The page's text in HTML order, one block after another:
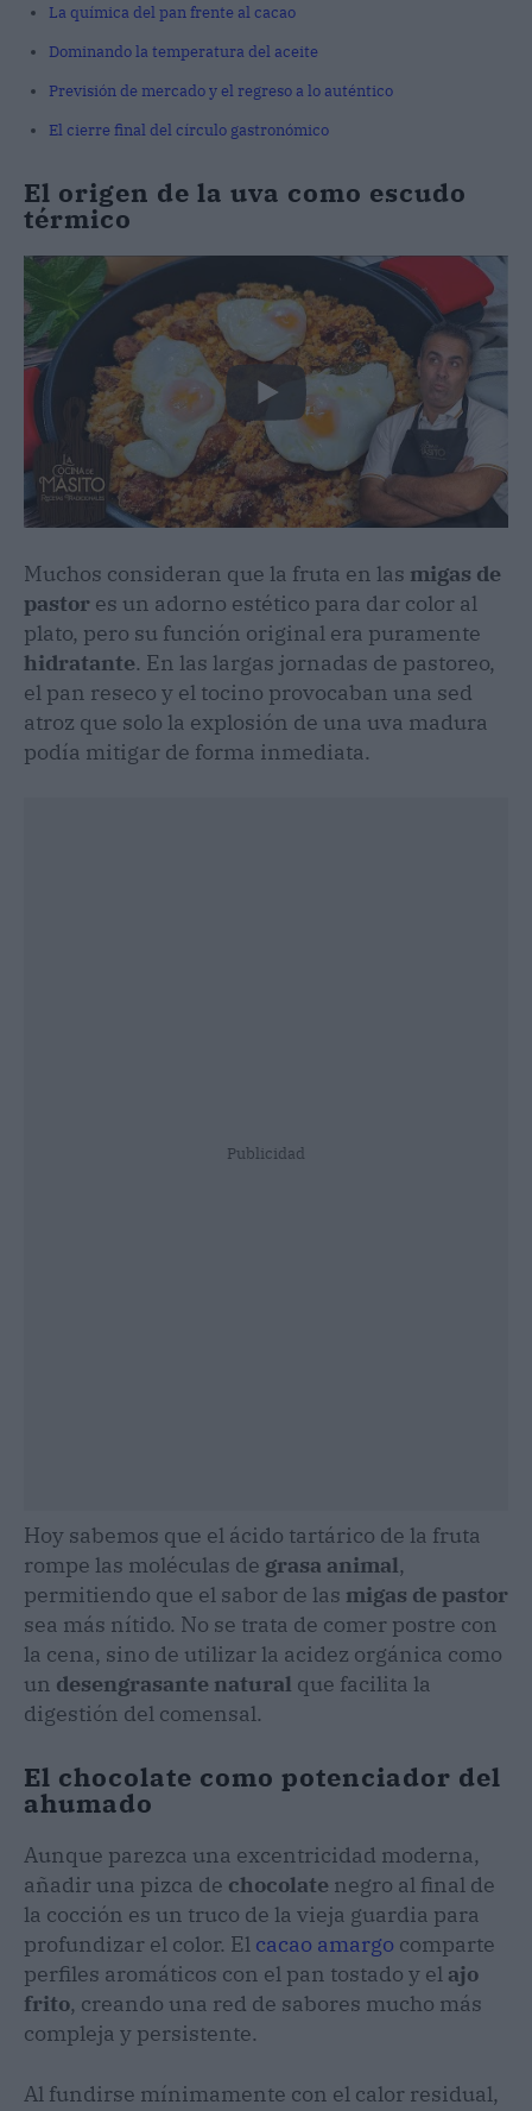
La química del pan frente al cacao
Dominando la temperatura del aceite
Previsión de mercado y el regreso a lo auténtico
El cierre final del círculo gastronómico
El origen de la uva como escudo
térmico
Muchos consideran que la fruta en las migas de
pastor es un adorno estético para dar color al
plato, pero su función original era puramente
hidratante. En las largas jornadas de pastoreo,
el pan reseco y el tocino provocaban una sed
atroz que solo la explosión de una uva madura
podía mitigar de forma inmediata.
Publicidad
Hoy sabemos que el ácido tartárico de la fruta
rompe las moléculas de grasa animal,
permitiendo que el sabor de las migas de pastor
sea más nítido. No se trata de comer postre con
la cena, sino de utilizar la acidez orgánica como
un desengrasante natural que facilita la
digestión del comensal.
El chocolate como potenciador del
ahumado
Aunque parezca una excentricidad moderna,
añadir una pizca de chocolate negro al final de
la cocción es un truco de la vieja guardia para
profundizar el color. El cacao amargo comparte
perfiles aromáticos con el pan tostado y el ajo
frito, creando una red de sabores mucho más
compleja y persistente.
Al fundirse mínimamente con el calor residual,